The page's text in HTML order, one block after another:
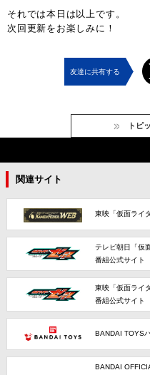
それでは本日は以上です。
次回更新をお楽しみに！
友達に共有する
トピ
関連サイト
東映「仮面ライ
テレビ朝日「仮
番組公式サイト
東映「仮面ライ
番組公式サイト
BANDAI TOYS
BANDAI